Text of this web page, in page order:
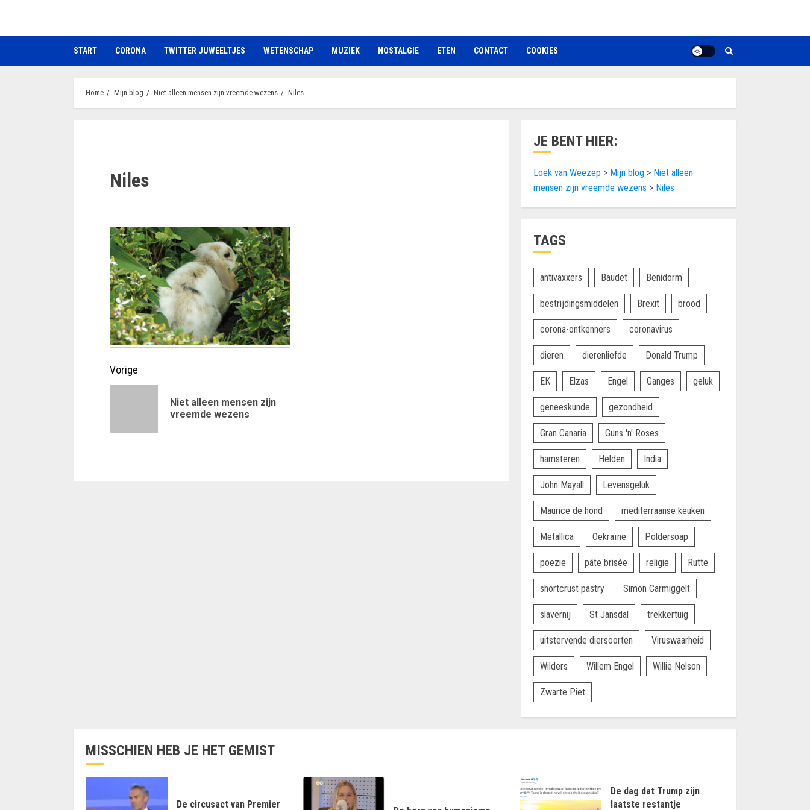
de
START CORONA TWITTER JUWEELTJES WETENSCHAP MUZIEK NOSTALGIE ETEN CONTACT COOKIES
Home Mijn blog Niet alleen mensen zijn vreemde wezens Niles
Niles
Doorgaan
Vorige
Niet alleen mensen zijn
vreemde wezens
JE BENT HIER:
Loek van Weezep > Mijn blog > Niet alleen
mensen zijn vreemde wezens > Niles
TAGS
antivaxxers Baudet Benidorm
bestrijdingsmiddelen Brexit brood
corona-ontkenners coronavirus
dieren dierenliefde Donald Trump
EK Elzas Engel Ganges geluk
geneeskunde gezondheid
Gran Canaria Guns 'n' Roses
hamsteren Helden India
John Mayall Levensgeluk
Maurice de hond mediterraanse keuken
Metallica Oekraïne Poldersoap
poëzie pâte brisée religie Rutte
shortcrust pastry Simon Carmiggelt
slavernij St Jansdal trekkertuig
uitstervende diersoorten Viruswaarheid
Wilders Willem Engel Willie Nelson
Zwarte Piet
MISSCHIEN HEB JE HET GEMIST
De circusact van Premier
De dag dat Trump zijn
laatste restantje